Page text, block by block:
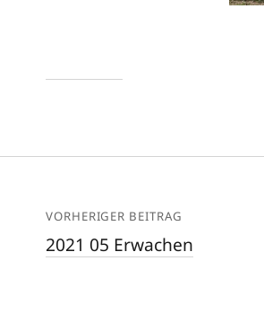
VORHERIGER BEITRAG
2021 05 Erwachen